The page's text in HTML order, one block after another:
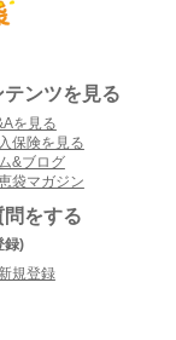
ンツを見る
を見る
保険を見る
&ブログ
袋マガジン
をする
録)
規登録